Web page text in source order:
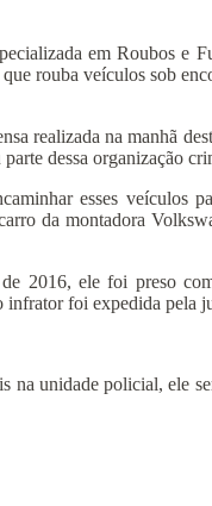
em Roubos e
rouba veículos sob
realizada na manhã
dessa organização
esses veículos
da montadora
2016, ele foi preso
foi expedida pela
unidade policial, ele